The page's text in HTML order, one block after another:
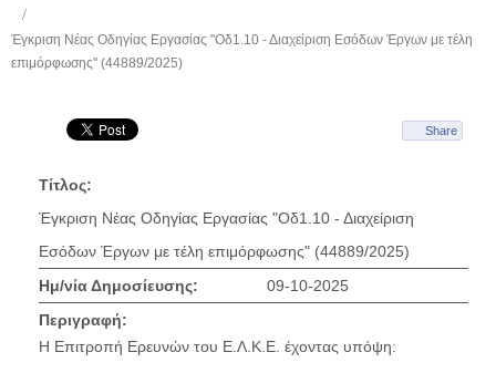
Έγκριση Νέας Οδηγίας Εργασίας "Οδ1.10 - Διαχείριση Εσόδων Έργων με τέλη
επιμόρφωσης" (44889/2025)
Share
Τίτλος:
Έγκριση Νέας Οδηγίας Εργασίας "Οδ1.10 - Διαχείριση
Εσόδων Έργων με τέλη επιμόρφωσης" (44889/2025)
Ημ/νία Δημοσίευσης:
09-10-2025
Περιγραφή:
Η Επιτροπή Ερευνών του Ε.Λ.Κ.Ε. έχοντας υπόψη: